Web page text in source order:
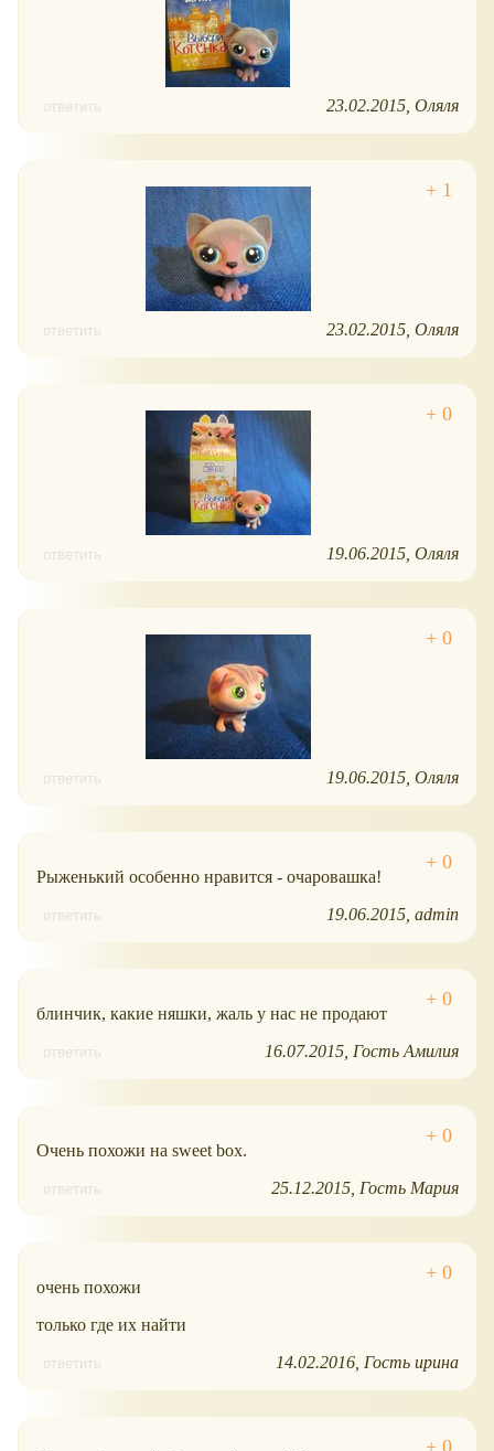
ответить 23.02.2015 Оляля
ответить 23.02.2015 Оляля
ответить 19.06.2015 Оляля
ответить 19.06.2015 Оляля
Рыженький особенно нравится - очаровашка!
ответить 19.06.2015 admin
блинчик, какие няшки, жаль у нас не продают
ответить 16.07.2015 Гость Амилия
Очень похожи на sweet box.
ответить 25.12.2015 Гость Мария
очень похожи
только где их найти
ответить 14.02.2016 Гость ирина